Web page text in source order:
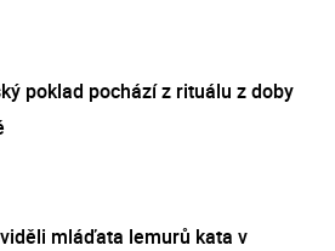
poklad pochází z rituálu z doby
mláďata lemurů kata v